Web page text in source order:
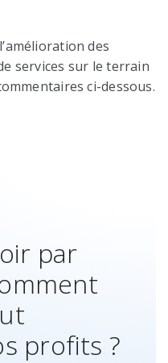
des
services sur le terrain
ci-dessous.
par
profits ?